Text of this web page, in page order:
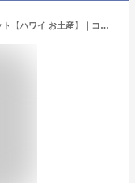
バブルシャックハワイ ローション3本セット【ハワイ お土産】｜コスメ ボディケア ハワイ 雑貨 ハワイ土産 おみやげ